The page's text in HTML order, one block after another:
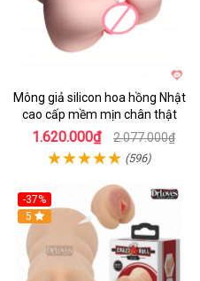
Mông giả silicon hoa hồng Nhật
cao cấp mềm mịn chân thật
1.620.000₫ 2.077.000₫
(596)
-37%
Hot
5